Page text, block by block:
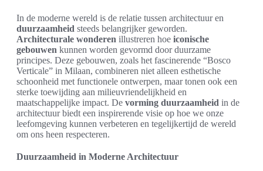
In de moderne wereld is de relatie tussen architectuur en
duurzaamheid steeds belangrijker geworden.
Architecturale wonderen illustreren hoe iconische
gebouwen kunnen worden gevormd door duurzame
principes. Deze gebouwen, zoals het fascinerende “Bosco
Verticale” in Milaan, combineren niet alleen esthetische
schoonheid met functionele ontwerpen, maar tonen ook een
sterke toewijding aan milieuvriendelijkheid en
maatschappelijke impact. De vorming duurzaamheid in de
architectuur biedt een inspirerende visie op hoe we onze
leefomgeving kunnen verbeteren en tegelijkertijd de wereld
om ons heen respecteren.
Duurzaamheid in Moderne Architectuur